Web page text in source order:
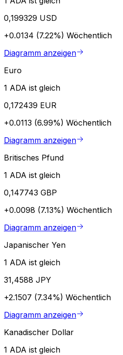
0,199329 USD
+0.0134 (7.22%) Wöchentlich
Diagramm anzeigen
Euro
1 ADA ist gleich
0,172439 EUR
+0.0113 (6.99%) Wöchentlich
Diagramm anzeigen
Britisches Pfund
1 ADA ist gleich
0,147743 GBP
+0.0098 (7.13%) Wöchentlich
Diagramm anzeigen
Japanischer Yen
1 ADA ist gleich
31,4588 JPY
+2.1507 (7.34%) Wöchentlich
Diagramm anzeigen
Kanadischer Dollar
1 ADA ist gleich